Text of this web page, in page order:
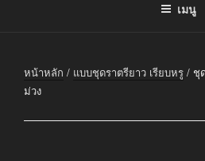
เมนู
หน้าหลัก / แบบชุดราตรียาว เรียบหรู / ชุ
ม่วง